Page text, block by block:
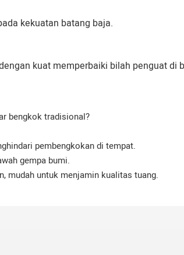
kekuatan batang baja.
kuat memperbaiki bilah penguat di
bengkok tradisional?
pembengkokan di tempat.
gempa bumi.
mudah untuk menjamin kualitas tuang.